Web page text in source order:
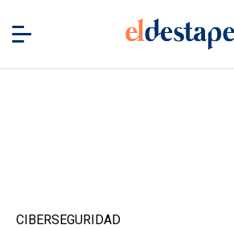
CIBERSEGURIDAD